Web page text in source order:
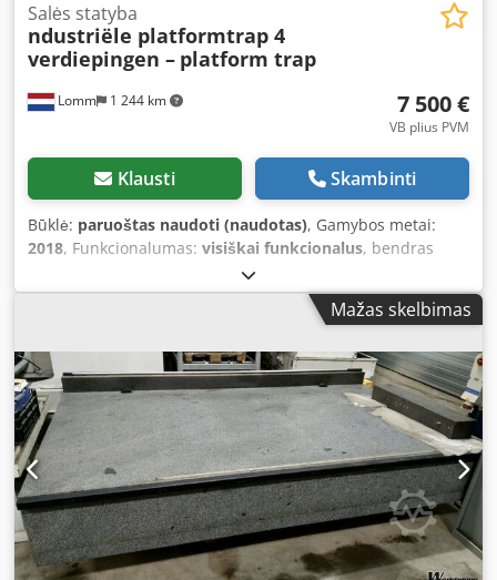
Lomm 1 244 km
Salės statyba
ndustriële platformtrap 4
verdiepingen – platform trap
7 500 €
VB plius PVM
Klausti Skambinti
Būklė: paruoštas naudoti (naudotas), Gamybos metai:
2018, Funkcionalumas: visiškai funkcionalus, bendras
, bendras ilgis:
aukštis:8 350 mm, Parduodama: tvirta pramoninė plieno
platforminė laiptinė su keturiais aukštais, tinkama naudoti
Crsdpfxsyf Un So Afvjf Konstrukcija sudaryta iš kelių
aikštelių su stacionariais laiptais ir pagaminta iš plieno,
aplink platformas įrengti (geltoni) apsauginiai turėklai.
Laiptai suprojektuoti intensyviam pramoniniam
naudojimui ir užtikrina saugų priėjimą prie aukštesnių
įrengimų ar mašinų. Konstrukcija yra pastatoma, stabili ir
tinkama tvirtam montavimui ant betono grindų.
Specifikacijos: Tipas: Pramoniniai platforminiai laiptai /
darbo platforma Medžiaga: Plienas Aukštų skaičius: 4
Bendras aukštis: apie 8,35 m Aikštelių aukščiai: 1-as
Mažas skelbimas